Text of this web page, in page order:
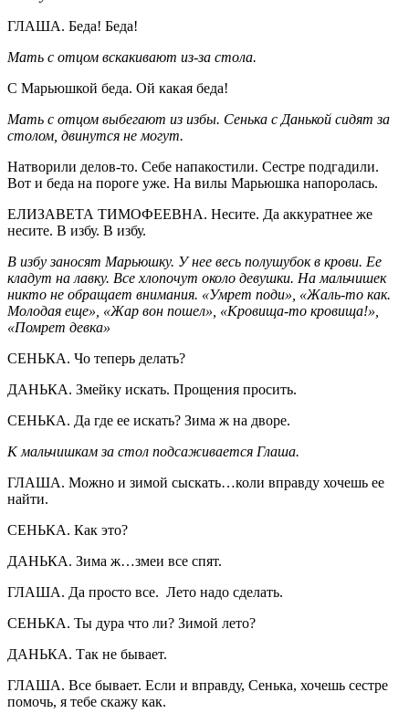
ГЛАША. Беда! Беда!
Мать с отцом вскакивают из-за стола.
С Марьюшкой беда. Ой какая беда!
Мать с отцом выбегают из избы. Сенька с Данькой сидят за
столом, двинутся не могут.
Натворили делов-то. Себе напакостили. Сестре подгадили.
Вот и беда на пороге уже. На вилы Марьюшка напоролась.
ЕЛИЗАВЕТА ТИМОФЕЕВНА. Несите. Да аккуратнее же
несите. В избу. В избу.
В избу заносят Марьюшку. У нее весь полушубок в крови. Ее
кладут на лавку. Все хлопочут около девушки. На мальчишек
никто не обращает внимания. «Умрет поди», «Жаль-то как.
Молодая еще», «Жар вон пошел», «Кровища-то кровища!»,
«Помрет девка»
СЕНЬКА. Чо теперь делать?
ДАНЬКА. Змейку искать. Прощения просить.
СЕНЬКА. Да где ее искать? Зима ж на дворе.
К мальчишкам за стол подсаживается Глаша.
ГЛАША. Можно и зимой сыскать…коли вправду хочешь ее
найти.
СЕНЬКА. Как это?
ДАНЬКА. Зима ж…змеи все спят.
ГЛАША. Да просто все. Лето надо сделать.
СЕНЬКА. Ты дура что ли? Зимой лето?
ДАНЬКА. Так не бывает.
ГЛАША. Все бывает. Если и вправду, Сенька, хочешь сестре
помочь, я тебе скажу как.